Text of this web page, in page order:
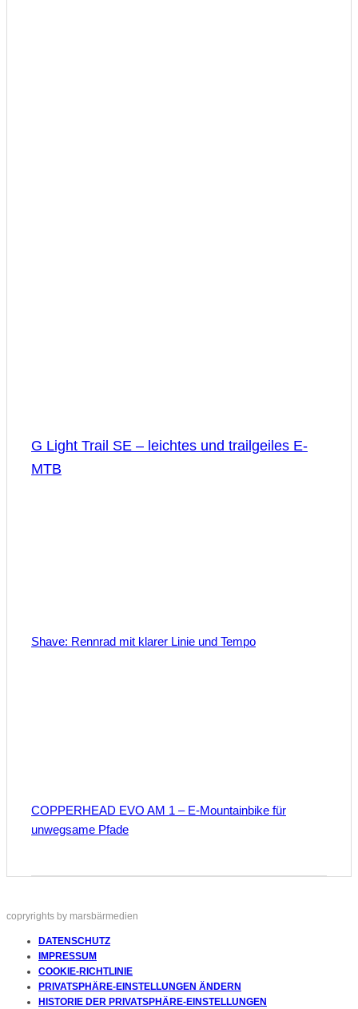
G Light Trail SE – leichtes und trailgeiles E-
MTB
Shave: Rennrad mit klarer Linie und Tempo
COPPERHEAD EVO AM 1 – E-Mountainbike für
unwegsame Pfade
copryrights by marsbärmedien
DATENSCHUTZ
IMPRESSUM
COOKIE-RICHTLINIE
PRIVATSPHÄRE-EINSTELLUNGEN ÄNDERN
HISTORIE DER PRIVATSPHÄRE-EINSTELLUNGEN